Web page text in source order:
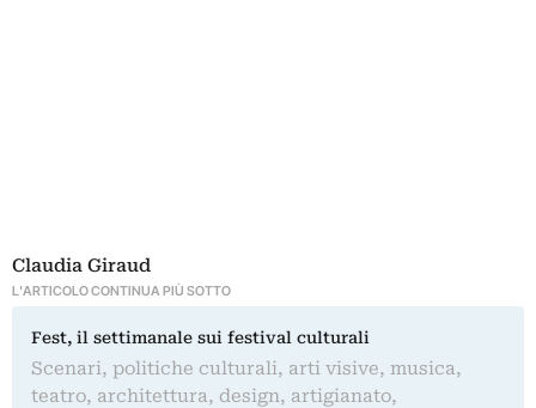
Claudia Giraud
L'ARTICOLO CONTINUA PIÙ SOTTO
Fest, il settimanale sui festival culturali
Scenari, politiche culturali, arti visive, musica,
teatro, architettura, design, artigianato,